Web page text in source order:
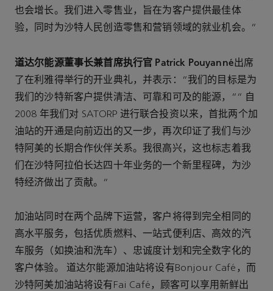
也会增长。我们进入零售业，旨在为客户提供最佳体
验，同时为沙特人民创造零售和营销领域的就业机会。”
道达尔能源董事长兼首席执行官 Patrick Pouyanné出席
了在利雅得举行的开业典礼，并表示：“我们的目标是为
我们的沙特新客户提供清洁、可靠和可及的能源，”“ 自
2008 年我们对 SATORP 进行联合投资以来，首批两个加
油站的开通是向前迈出的又一步，再次印证了我们与沙
特阿美的长期合作伙伴关系。我很高兴，这也标志着我
们在沙特阿拉伯长达四十年业务的一个新里程碑，为沙
特经济做出了贡献。”
加油站同时在两个品牌下运营，客户将得到完全相同的
高水平服务，包括优质燃料、一站式便利店、高效的汽
车服务（如换油和洗车）、忠诚度计划和完全数字化的
客户体验。 道达尔能源加油站将设有Bonjour Café，而
沙特阿美加油站将设有Fai Café，顾客可以享用新鲜出